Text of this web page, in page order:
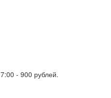
- 900 рублей.